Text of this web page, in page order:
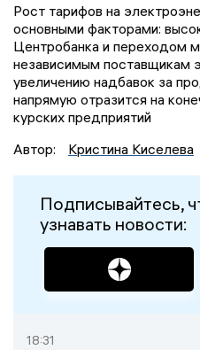
Рост тарифов на
основными факторами:
Центробанка и переходом
независимым поставщикам
увеличению надбавок за
напрямую отразится на
курских предприятий
Автор:
Кристина Киселева
Подписывайтесь,
узнавать новости:
18:31